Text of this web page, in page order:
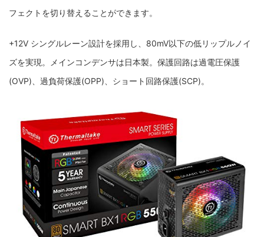
フェクトを切り替えることができます。
+12V シングルレーン設計を採用し、80mV以下の低リップルノイ
ズを実現。メインコンデンサは日本製。保護回路は過電圧保護
(OVP)、過負荷保護(OPP)、ショート回路保護(SCP)。